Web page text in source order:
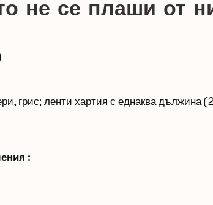
не се плаши от
грис; ленти хартия с еднаква дължина
: